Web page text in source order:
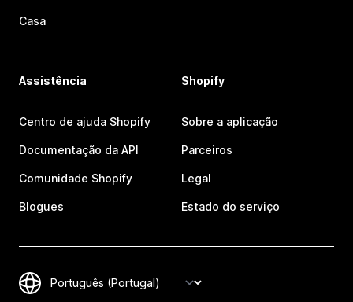
Casa
Assistência
Centro de ajuda Shopify
Documentação da API
Comunidade Shopify
Blogues
Shopify
Sobre a aplicação
Parceiros
Legal
Estado do serviço